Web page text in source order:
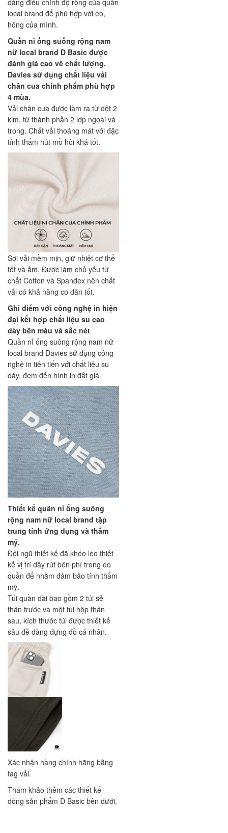
local brand để phù hợp với eo,
hông của mình.
Quần nỉ ống suống rộng nam
nữ local brand D Basic được
đánh giá cao về chất lượng.
Davies sử dụng chất liệu vải
chân cua chính phẩm phù hợp
4 mùa.
Vải chân cua được làm ra từ dệt 2
kim, từ thành phần 2 lớp ngoài và
trong. Chất vải thoáng mát với đặc
tính thấm hút mồ hôi khá tốt.
Sợi vải mềm mịn, giữ nhiệt cơ thể
tốt và ấm. Được làm chủ yếu từ
chất Cotton và Spandex nên chất
vải có khả năng co dãn tốt.
Ghi điểm với công nghệ in hiện
đại kết hợp chất liệu su cao
dày bền màu và sắc nét
Quần nỉ ống suông rộng nam nữ
local brand Davies sử dụng công
nghệ in tiên tiến với chất liệu su
dày, đem đến hình in đắt giá.
Thiết kế quần nỉ ống suông
rộng nam nữ local brand tập
trung tính ứng dụng và thẩm
mỹ.
Đội ngũ thiết kế đã khéo léo thiết
kế vị trí dây rút bên phí trong eo
quần để nhằm đảm bảo tính thẩm
mỹ.
Túi quần dài bao gồm 2 túi sẻ
thân trước và một túi hộp thân
sau, kích thước túi được thiết kế
sâu dễ dàng đựng đồ cá nhân.
Xác nhận hàng chính hãng bằng
tag vải.
Tham khảo thêm các thiết kế
dòng sản phẩm D Basic bên dưới.